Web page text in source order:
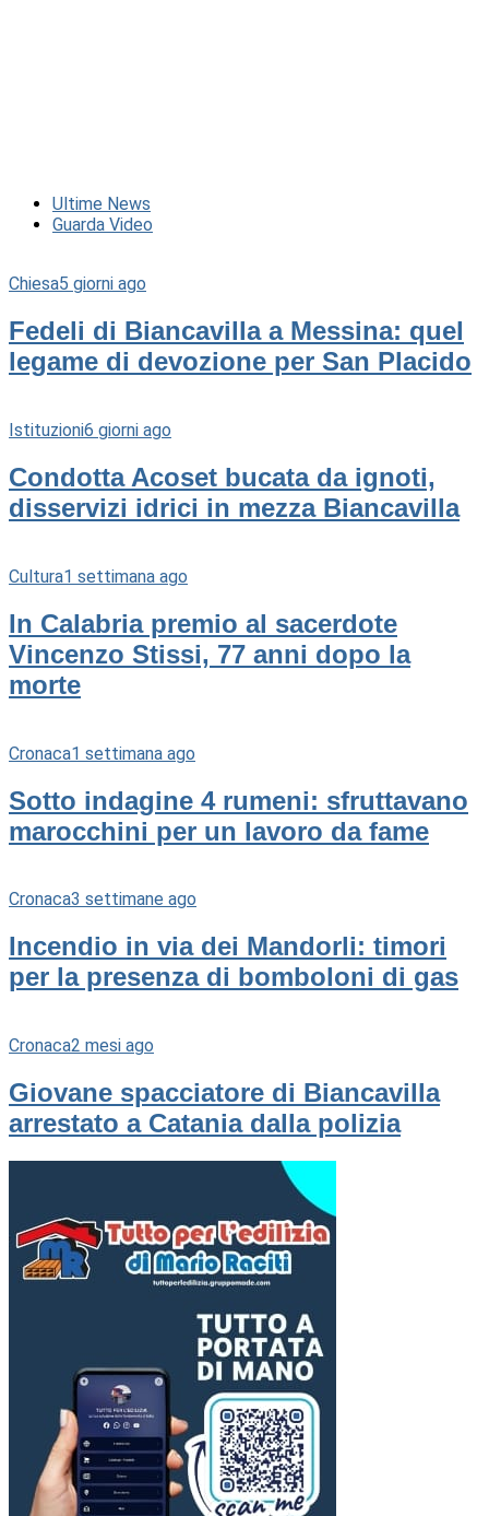
Ultime News
Guarda Video
Chiesa5 giorni ago
Fedeli di Biancavilla a Messina: quel
legame di devozione per San Placido
Istituzioni6 giorni ago
Condotta Acoset bucata da ignoti,
disservizi idrici in mezza Biancavilla
Cultura1 settimana ago
In Calabria premio al sacerdote
Vincenzo Stissi, 77 anni dopo la
morte
Cronaca1 settimana ago
Sotto indagine 4 rumeni: sfruttavano
marocchini per un lavoro da fame
Cronaca3 settimane ago
Incendio in via dei Mandorli: timori
per la presenza di bomboloni di gas
Cronaca2 mesi ago
Giovane spacciatore di Biancavilla
arrestato a Catania dalla polizia